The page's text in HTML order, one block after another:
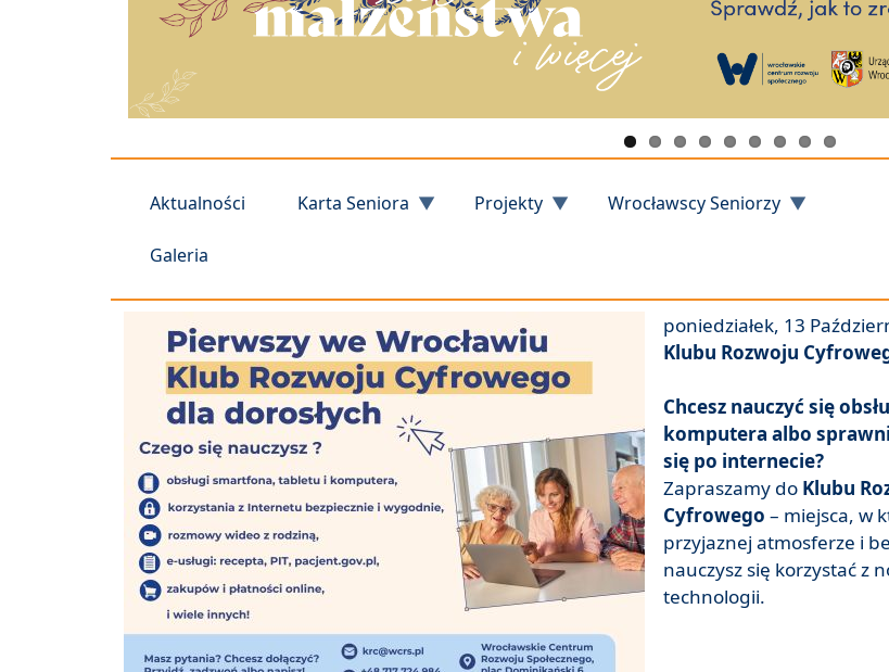
Aktualności Karta Seniora Projekty Wrocławscy Seniorzy
Galeria
poniedziałek, 13
Klubu Rozwoju
Chcesz nauczyć się
komputera albo
się po internecie?
Zapraszamy do Klubu
Cyfrowego – miejsca, w
przyjaznej atmosferze i
nauczysz się korzystać z
technologii.